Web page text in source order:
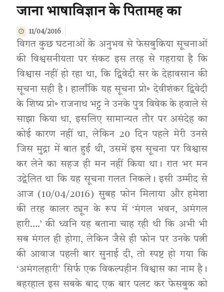
जाना भाषाविज्ञान के पितामह का
11/04/2016
विगत कुछ घटनाओं के अनुभव से फेसबुकिया सूचनाओं
की विश्वसनीयता पर संकट इस तरह से गहराया है कि
विश्वास नहीं हो रहा था, कि द्विवेदी सर के देहावसान की
सूचना सही है। हालाँकि यह सूचना प्रो॰ देवीशंकर द्विवेदी
के शिष्य प्रो॰ राजनाथ भट्ट ने उनके पुत्र विवेक के हवाले से
साझा किया था, इसलिए सामान्यत तौर पर असंदेह का
कोई कारण नहीं था, लेकिन 20 दिन पहले मेरी उनसे
जिस मुद्रा में बात हुई थी, उसमें इस सूचना पर विश्वास
कर लेने का सहज ही मन नहीं किया था। रात भर मन
उद्वेलित था कि यह सूचना गलत निकले। इसी उम्मीद से
आज (10/04/2016) सुबह फोन मिलाया और हमेशा
की तरह कालर ट्यून के रूप में ‘मंगल भवन, अमंगल
हारी….’ की ध्वनि यह बताना चाह रही थी कि अभी भी
सब मंगल ही होगा, लेकिन जैसे ही फोन पर उनके पत्नी
की आवाज पहली बार सुनाई दी, तो स्पष्ट हो गया कि
‘अमंगलहारी’ सिर्फ एक विकल्पहीन विश्वास का नाम है।
बहरहाल इस सबके बाद एक बार पलट कर फेसबुक को